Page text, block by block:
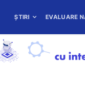
ȘTIRI EVALUARE